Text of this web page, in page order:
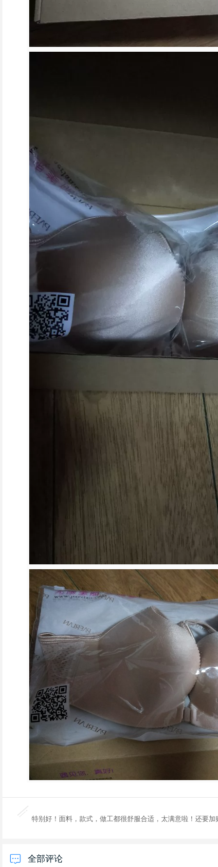
特别好！面料，款式，做工都很舒服合适，太满意啦！还要加
全部评论